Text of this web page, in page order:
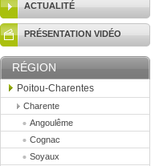
ACTUALITÉ
PRÉSENTATION VIDÉO
RÉGION
Poitou-Charentes
Charente
Angoulême
Cognac
Soyaux